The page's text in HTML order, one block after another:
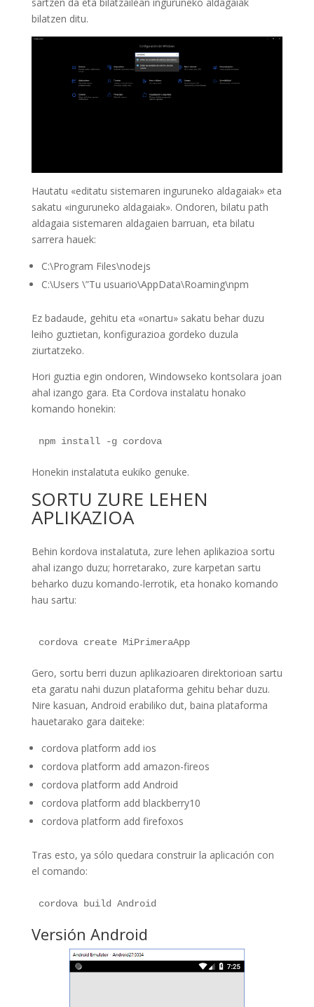
bilatzen ditu.
Hautatu «editatu sistemaren inguruneko aldagaiak» eta
sakatu «inguruneko aldagaiak». Ondoren, bilatu path
aldagaia sistemaren aldagaien barruan, eta bilatu
sarrera hauek:
C:\Program Files\nodejs
C:\Users \”Tu usuario\AppData\Roaming\npm
Ez badaude, gehitu eta «onartu» sakatu behar duzu
leiho guztietan, konfigurazioa gordeko duzula
ziurtatzeko.
Hori guztia egin ondoren, Windowseko kontsolara joan
ahal izango gara. Eta Cordova instalatu honako
komando honekin:
npm install -g cordova
Honekin instalatuta eukiko genuke.
SORTU ZURE LEHEN
APLIKAZIOA
Behin kordova instalatuta, zure lehen aplikazioa sortu
ahal izango duzu; horretarako, zure karpetan sartu
beharko duzu komando-lerrotik, eta honako komando
hau sartu:
cordova create MiPrimeraApp
Gero, sortu berri duzun aplikazioaren direktorioan sartu
eta garatu nahi duzun plataforma gehitu behar duzu.
Nire kasuan, Android erabiliko dut, baina plataforma
hauetarako gara daiteke:
cordova platform add ios
cordova platform add amazon-fireos
cordova platform add Android
cordova platform add blackberry10
cordova platform add firefoxos
Tras esto, ya sólo quedara construir la aplicación con
el comando:
cordova build Android
Versión Android